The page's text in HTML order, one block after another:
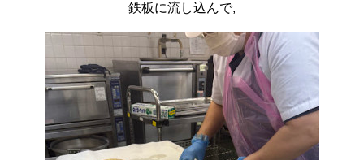
鉄板に流し込んで,